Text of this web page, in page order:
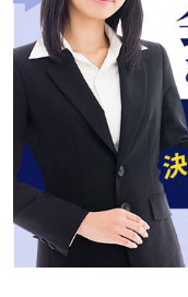
セミリタイア生
セミリタイアブロ
セミリタイア（